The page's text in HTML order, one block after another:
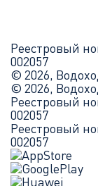
Реестровый
002057
© 2026,
© 2026,
Реестровый
002057
Реестровый
002057